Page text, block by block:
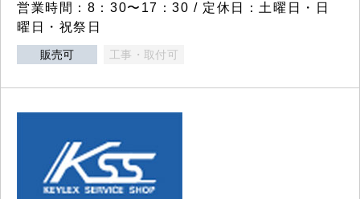
営業時間：8：30〜17：30 / 定休日：土曜日・日
曜日・祝祭日
販売可 工事・取付可